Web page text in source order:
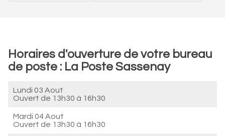
Horaires d'ouverture de votre bureau
de poste : La Poste Sassenay
Lundi 03 Aout
Ouvert de 13h30 à 16h30
Mardi 04 Aout
Ouvert de 13h30 à 16h30